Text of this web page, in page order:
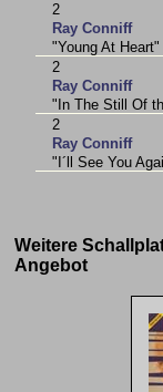
2
Ray Conniff
"Young At Heart"
2
Ray Conniff
"In The Still Of
2
Ray Conniff
"I´ll See You
Weitere
Angebot